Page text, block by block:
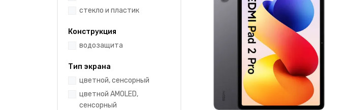
стекло и пластик
Конструкция
водозащита
Тип экрана
цветной, сенсорный
цветной AMOLED,
сенсорный